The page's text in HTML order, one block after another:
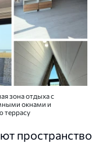
зона отдыха с
окнами и
террасу
пространство